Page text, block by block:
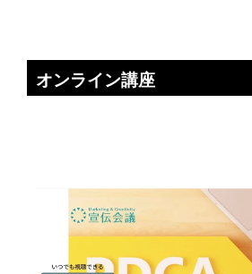
オンライン講座